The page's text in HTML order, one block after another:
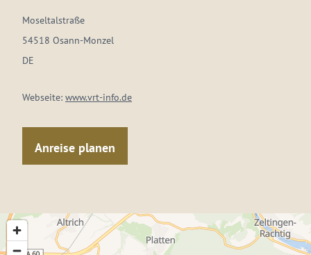
Moseltalstraße
54518 Osann-Monzel
DE
Webseite: www.vrt-info.de
Anreise planen